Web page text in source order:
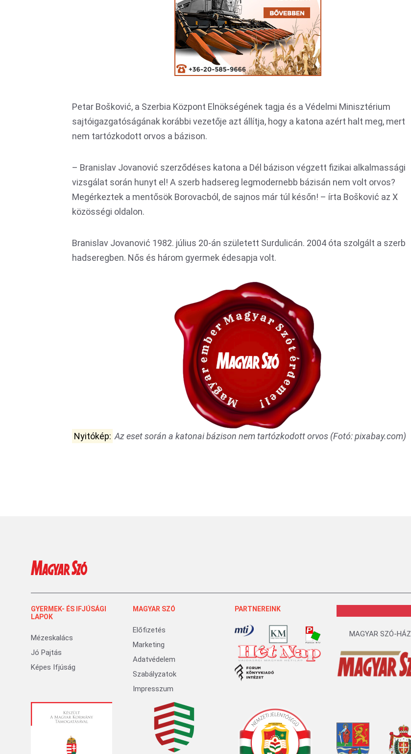
Petar Bošković, a Szerbia Központ Elnökségének tagja és a Védelmi Minisztérium
sajtóigazgatóságának korábbi vezetője azt állítja, hogy a katona azért halt meg, mert
nem tartózkodott orvos a bázison.
– Branislav Jovanović szerződéses katona a Dél bázison végzett fizikai alkalmassági
vizsgálat során hunyt el! A szerb hadsereg legmodernebb bázisán nem volt orvos?
Megérkeztek a mentősök Borovacból, de sajnos már túl későn! – írta Bošković az X
közösségi oldalon.
Branislav Jovanović 1982. július 20-án született Surdulicán. 2004 óta szolgált a szerb
hadseregben. Nős és három gyermek édesapja volt.
Nyitókép: Az eset során a katonai bázison nem tartózkodott orvos (Fotó: pixabay.com)
GYERMEK- ÉS IFJÚSÁGI
LAPOK
Mézeskalács
Jó Pajtás
Képes Ifjúság
MAGYAR SZÓ
Előfizetés
Marketing
Adatvédelem
Szabályzatok
Impresszum
PARTNEREINK
MAGYAR SZÓ-HÁZ